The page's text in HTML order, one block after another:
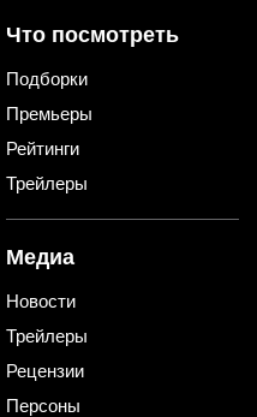
Что посмотреть
Подборки
Премьеры
Рейтинги
Трейлеры
Медиа
Новости
Трейлеры
Рецензии
Персоны